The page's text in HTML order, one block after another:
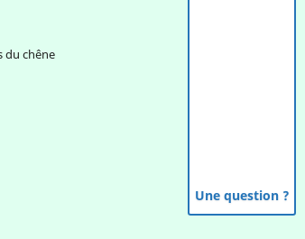
Une question ?
du chêne